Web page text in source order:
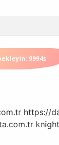
https://